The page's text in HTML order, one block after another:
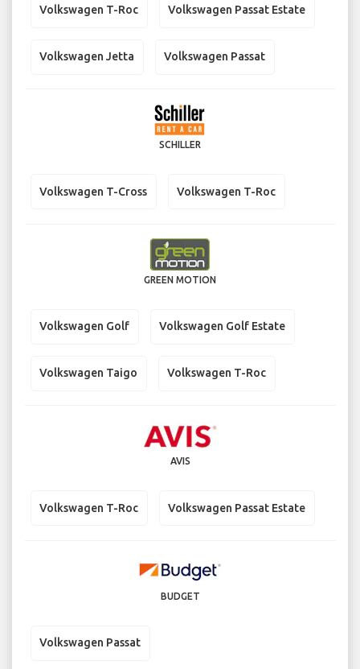
Volkswagen T-Roc Volkswagen Passat Estate
Volkswagen Jetta Volkswagen Passat
SCHILLER
Volkswagen T-Cross Volkswagen T-Roc
GREEN MOTION
Volkswagen Golf Volkswagen Golf Estate
Volkswagen Taigo Volkswagen T-Roc
AVIS
Volkswagen T-Roc Volkswagen Passat Estate
BUDGET
Volkswagen Passat